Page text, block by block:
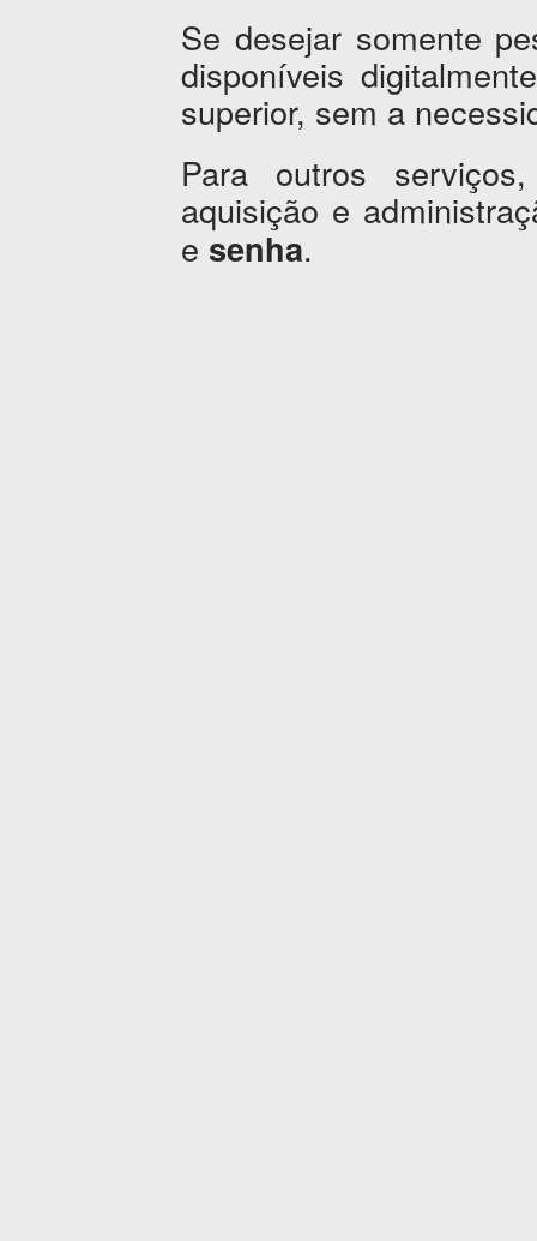
Se desejar somente
disponíveis
superior, sem a
Para outros
aquisição e
e senha.